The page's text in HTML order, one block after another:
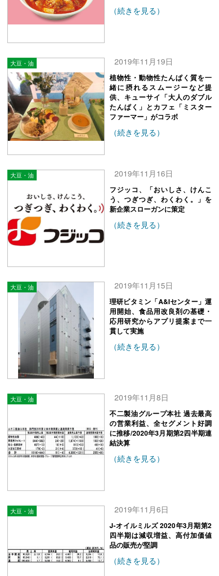
（続きを見る）
大豆・油 2019年11月19日
植物性・動物性たんぱく質を一
緒に摂れるスムージーなど提
供、キューサイ「大人のダブル
たんぱく」とカフェ「ミスター
ファーマー」がコラボ
（続きを見る）
大豆・油 2019年11月16日
フジッコ、「おいしさ、けんこ
う、つぎつぎ、わくわく。」を
新企業スローガンに策定
（続きを見る）
大豆・油 2019年11月15日
理研ビタミン「A&Iセンター」運
用開始、食品用改良剤の基礎・
応用研究からアプリ提案まで一
貫して実施
（続きを見る）
大豆・油 2019年11月8日
不二製油グループ本社 過去最高
の営業利益、全セグメント好調
に推移/2020年3月期第2四半期連
結決算
（続きを見る）
大豆・油 2019年11月6日
J-オイルミルズ 2020年3月期第2
四半期は減収増益、高付加価値
品の販売が堅調
（続きを見る）